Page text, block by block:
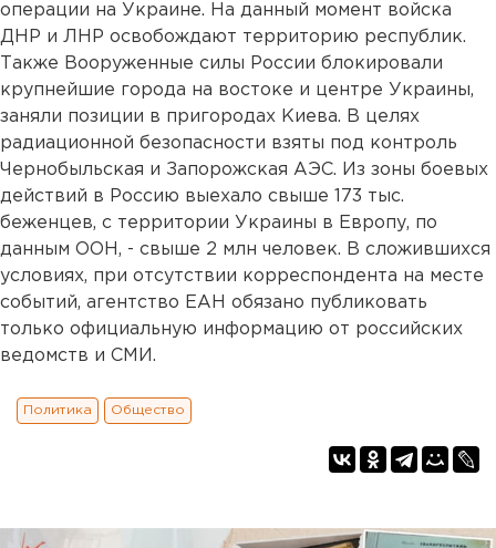
операции на Украине. На данный момент войска
ДНР и ЛНР освобождают территорию республик.
Также Вооруженные силы России блокировали
крупнейшие города на востоке и центре Украины,
заняли позиции в пригородах Киева. В целях
радиационной безопасности взяты под контроль
Чернобыльская и Запорожская АЭС. Из зоны боевых
действий в Россию выехало свыше 173 тыс.
беженцев, с территории Украины в Европу, по
данным ООН, - свыше 2 млн человек. В сложившихся
условиях, при отсутствии корреспондента на месте
событий, агентство ЕАН обязано публиковать
только официальную информацию от российских
ведомств и СМИ.
Политика Общество